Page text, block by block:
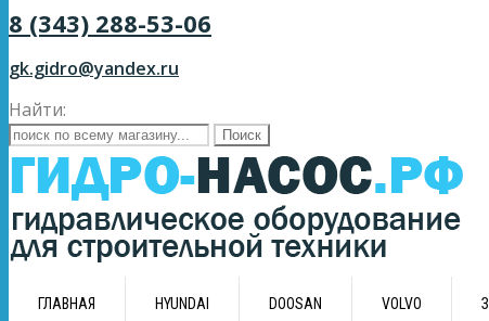
8 (343) 288-53-06
gk.gidro@yandex.ru
Найти:
ГЛАВНАЯ HYUNDAI DOOSAN VOLVO